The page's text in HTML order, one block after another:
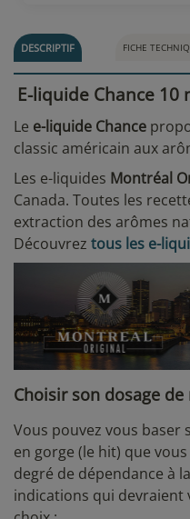
DESCRIPTIF FICHE
E-liquide Chance
Le e-liquide Chance
classic américain aux
Les e-liquides Montréal
Canada. Toutes les
extraction des arômes
Découvrez tous les e-
Choisir son dosage
Vous pouvez vous baser
en gorge (le hit) que
degré de dépendance à
indications qui devraient